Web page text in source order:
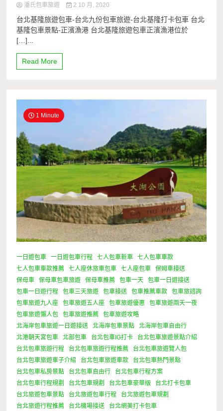
潘氏包車旅遊 2 10 月, 2020
台北基隆旅遊包車-台北九份包車旅遊-台北基隆打卡包車 台北
基隆包車景點-正濱漁港 台北基隆旅遊包車正濱漁港位於
[…]...
Read More
1 Minute
一日遊包車 一日遊包車行程 七人包車新車
七人包車車款
七人包車車款推薦
七人座休旅車包車 七人座包車
保姆車接送
保母車
保母車包車旅遊 保母車推薦 包車一天
包車一日遊接送
包車一日遊行程
包車三天旅遊 包車接送 包車推薦車款
包車旅諮詢
包車旅遊九人座
包車旅遊五人座 包車旅遊優惠
包車旅遊兩天一夜
包車旅遊懶人包
包車旅遊推薦
包車旅遊攻略
北海岸包車旅遊一日遊接送
北海岸包車景點
北海岸包車自由行
北港朝天宮包車
北部包車 台北包車IG打卡
台北包車旅遊景點介紹
台北包車旅遊行程
台北包車旅遊行程推薦
台北包車旅遊覽人包
台北包車旅遊車子介紹
台北包車旅遊車款
台北包車熱門景點
台北包車私房景點
台北包車自由行
台北包車行程方案
台北包車行程規劃
台北包車規劃 台北包車豪華版
台北打卡包車
台北旅遊包車景點
台北旅遊包車行程
台北旅遊包車規劃
台北旅遊行程推薦
台北機場接送 台北網美打卡包車